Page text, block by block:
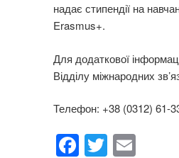
надає стипендії на
Erasmus+.
Для додаткової
Відділу міжнародних
Телефон: +38 (0312) 61-
F T E